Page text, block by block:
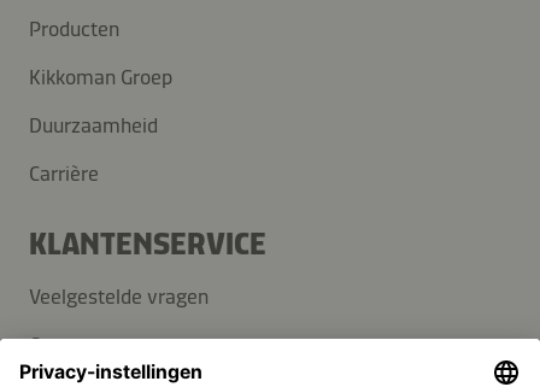
Producten
Kikkoman Groep
Duurzaamheid
Carrière
KLANTENSERVICE
Veelgestelde vragen
Contact